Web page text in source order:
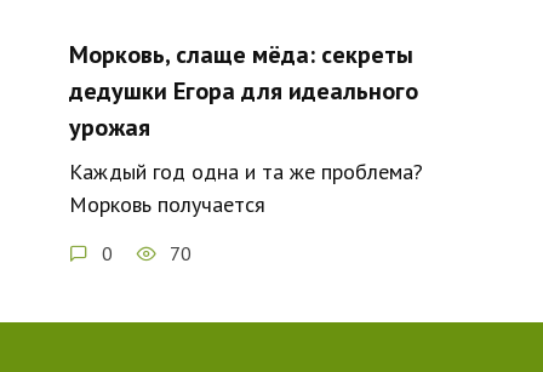
Морковь, слаще мёда: секреты
дедушки Егора для идеального
урожая
Каждый год одна и та же проблема?
Морковь получается
0 70